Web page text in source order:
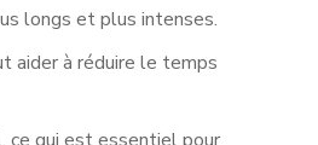
longs et plus intenses.
aider à réduire le temps